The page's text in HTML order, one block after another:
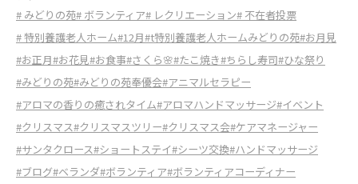
# みどりの苑# ボランティア# レクリエーション# 不在者投票
# 特別養護老人ホーム#12月#t特別養護老人ホームみどりの苑#お月見
#お正月#お花見#お食事#さくら🌸#たこ焼き#ちらし寿司#ひな祭り
#みどりの苑#みどりの苑奉優会#アニマルセラピー
#アロマの香りの癒されタイム#アロマハンドマッサージ#イベント
#クリスマス#クリスマスツリー#クリスマス会#ケアマネージャー
#サンタクロース#ショートステイ#シーツ交換#ハンドマッサージ
#ブログ#ベランダ#ボランティア#ボランティアコーディナー